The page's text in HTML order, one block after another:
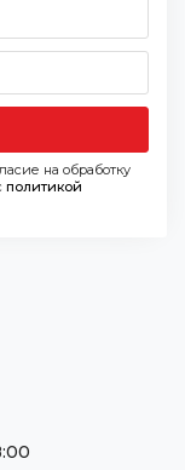
на обработку
политикой